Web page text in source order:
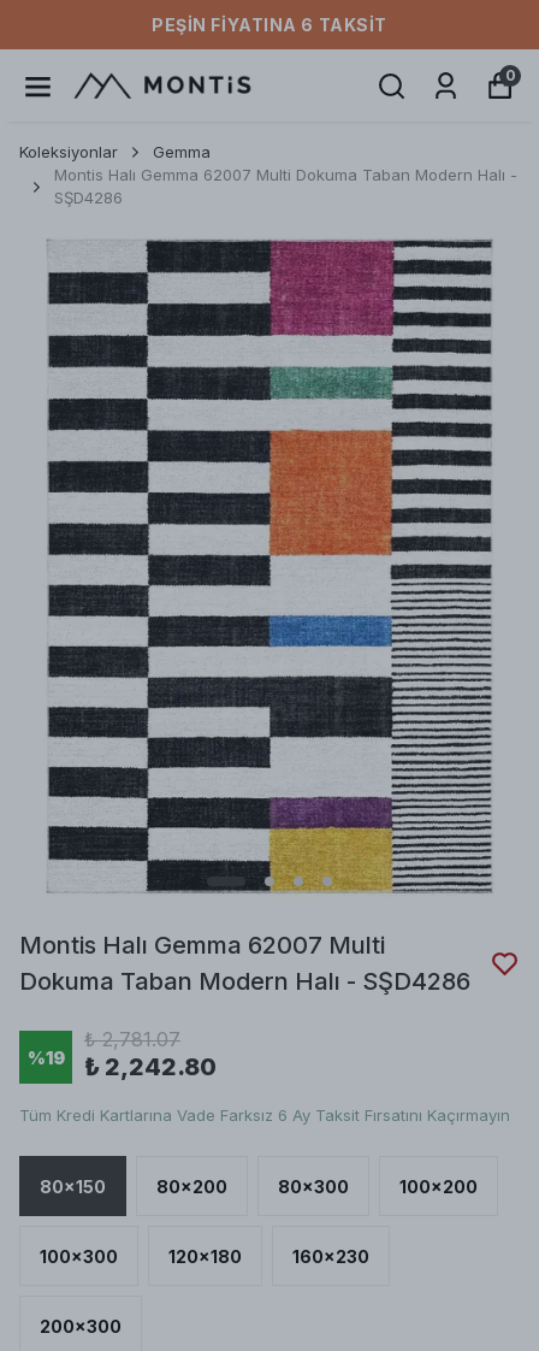
PEŞIN FIYATINA 6 TAKSIT
0
Koleksiyonlar
Gemma
Montis Halı Gemma 62007 Multi Dokuma Taban Modern Halı -
SŞD4286
Montis Halı Gemma 62007 Multi
Dokuma Taban Modern Halı - SŞD4286
%19
₺ 2,781.07
₺ 2,242.80
Tüm Kredi Kartlarına Vade Farksız 6 Ay Taksit Fırsatını Kaçırmayın
80x150 80x200 80x300 100x200
100x300 120x180 160x230
200x300